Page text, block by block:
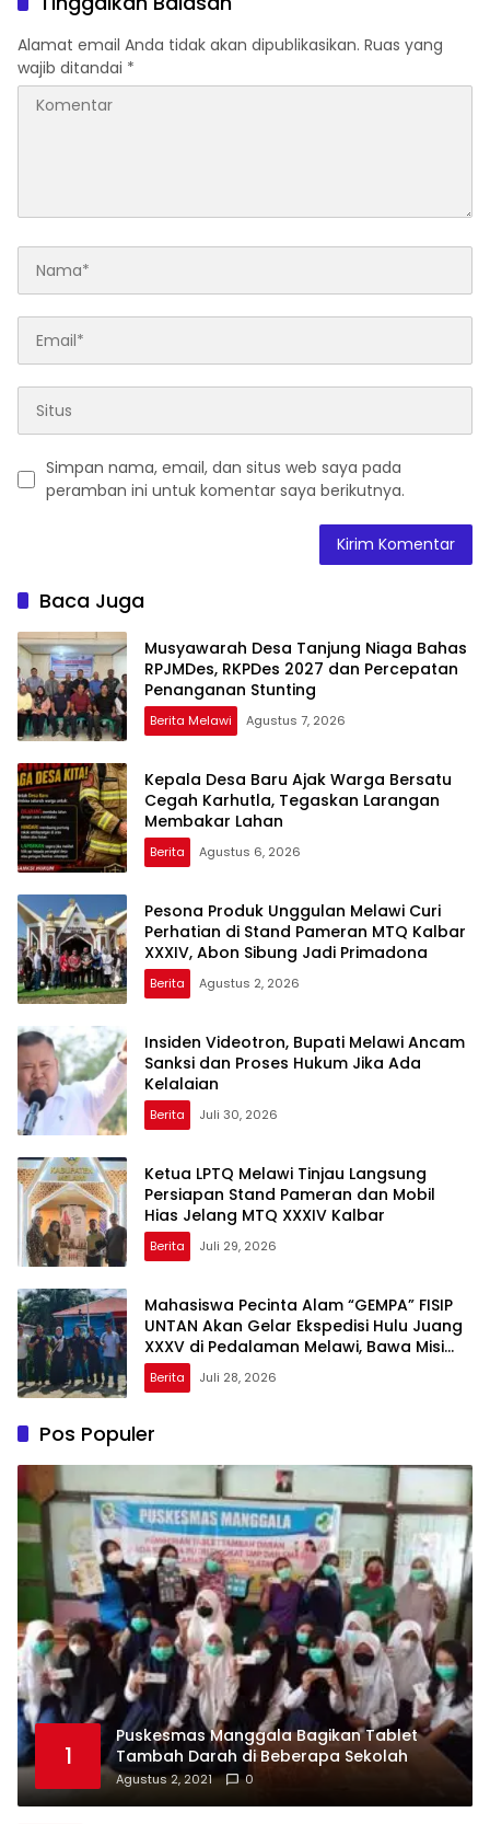
dan Film Dokumenter
Alamat email Anda tidak akan dipublikasikan. Ruas yang
wajib ditandai *
Simpan nama, email, dan situs web saya pada
peramban ini untuk komentar saya berikutnya.
Baca Juga
Musyawarah Desa Tanjung Niaga Bahas
RPJMDes, RKPDes 2027 dan Percepatan
Penanganan Stunting
Berita Melawi Agustus 7, 2026
Kepala Desa Baru Ajak Warga Bersatu
Cegah Karhutla, Tegaskan Larangan
Membakar Lahan
Berita Agustus 6, 2026
Pesona Produk Unggulan Melawi Curi
Perhatian di Stand Pameran MTQ Kalbar
XXXIV, Abon Sibung Jadi Primadona
Berita Agustus 2, 2026
Insiden Videotron, Bupati Melawi Ancam
Sanksi dan Proses Hukum Jika Ada
Kelalaian
Berita Juli 30, 2026
Ketua LPTQ Melawi Tinjau Langsung
Persiapan Stand Pameran dan Mobil
Hias Jelang MTQ XXXIV Kalbar
Berita Juli 29, 2026
Mahasiswa Pecinta Alam “GEMPA” FISIP
UNTAN Akan Gelar Ekspedisi Hulu Juang
XXXV di Pedalaman Melawi, Bawa Misi
Pendidikan, Kebencanaan, Konservasi,
dan Film Dokumenter
Berita Juli 28, 2026
Pos Populer
1
Puskesmas Manggala Bagikan Tablet
Tambah Darah di Beberapa Sekolah
Agustus 2, 2021 0